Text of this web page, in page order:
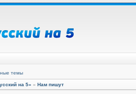
темы
на 5» » Нам пишут